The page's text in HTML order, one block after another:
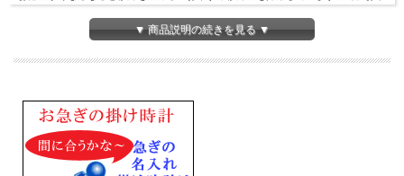
・電池寿命約5年間
※マクセル アルカリ乾電池「ボルテージ」をお使いください。
木枠（MDF・薄金色パール塗装 光沢仕上げ）
▼ 商品説明の続きを見る ▼